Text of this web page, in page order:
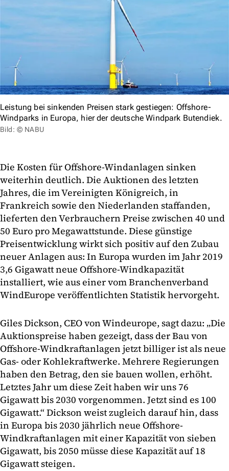
Leistung bei sinkenden Preisen stark gestiegen: Offshore-
Windparks in Europa, hier der deutsche Windpark Butendiek.
Bild: © NABU
Die Kosten für Offshore-Windanlagen sinken
weiterhin deutlich. Die Auktionen des letzten
Jahres, die im Vereinigten Königreich, in
Frankreich sowie den Niederlanden staffanden,
lieferten den Verbrauchern Preise zwischen 40 und
50 Euro pro Megawattstunde. Diese günstige
Preisentwicklung wirkt sich positiv auf den Zubau
neuer Anlagen aus: In Europa wurden im Jahr 2019
3,6 Gigawatt neue Offshore-Windkapazität
installiert, wie aus einer vom Branchenverband
WindEurope veröffentlichten Statistik hervorgeht.
Giles Dickson, CEO von Windeurope, sagt dazu: „Die
Auktionspreise haben gezeigt, dass der Bau von
Offshore-Windkraftanlagen jetzt billiger ist als neue
Gas- oder Kohlekraftwerke. Mehrere Regierungen
haben den Betrag, den sie bauen wollen, erhöht.
Letztes Jahr um diese Zeit haben wir uns 76
Gigawatt bis 2030 vorgenommen. Jetzt sind es 100
Gigawatt.“ Dickson weist zugleich darauf hin, dass
in Europa bis 2030 jährlich neue Offshore-
Windkraftanlagen mit einer Kapazität von sieben
Gigawatt, bis 2050 müsse diese Kapazität auf 18
Gigawatt steigen.